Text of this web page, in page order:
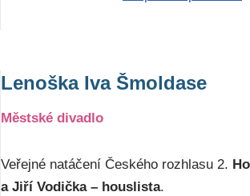
Lenoška Iva Šmoldase
Městské divadlo
Veřejné natáčení Českého rozhlasu 2.
a Jiří Vodička – houslista.